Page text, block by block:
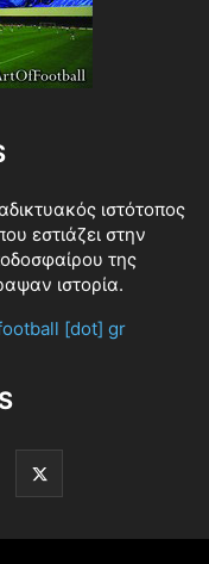
ιστότοπος
εστιάζει στην
της
ιστορία.
[dot] gr